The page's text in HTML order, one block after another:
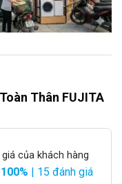
Thân FUJITA
của khách hàng
100% | 15 đánh giá